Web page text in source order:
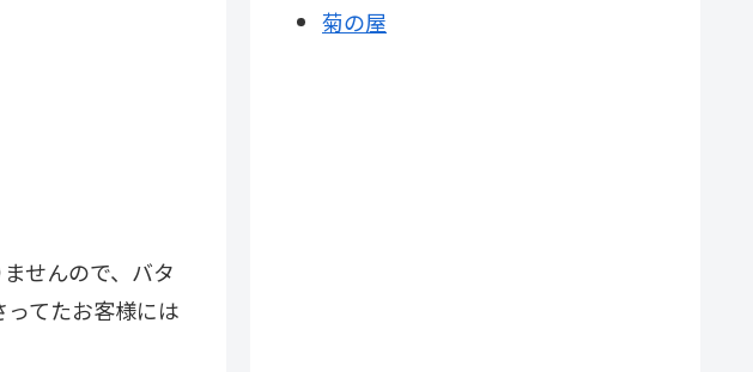
せんので、バタ
てたお客様には
菊の屋